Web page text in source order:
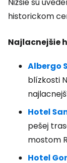
historickom
Najlacnejšie
Albergo
blízkosti
Hotel
pešej
mostom
Hotel